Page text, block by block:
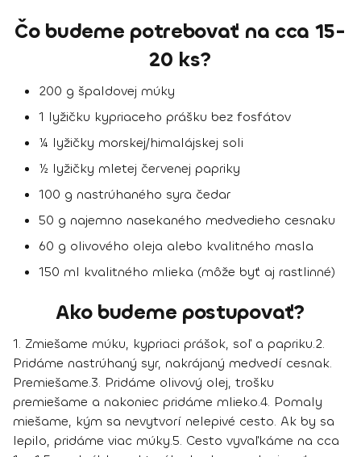
Čo budeme potrebovať na cca 15-
20 ks?
200 g špaldovej múky
1 lyžičku kypriaceho prášku bez fosfátov
¼ lyžičky morskej/himalájskej soli
½ lyžičky mletej červenej papriky
100 g nastrúhaného syra čedar
50 g najemno nasekaného medvedieho cesnaku
60 g olivového oleja alebo kvalitného masla
150 ml kvalitného mlieka (môže byť aj rastlinné)
Ako budeme postupovať?
1. Zmiešame múku, kypriaci prášok, soľ a papriku.2.
Pridáme nastrúhaný syr, nakrájaný medvedí cesnak.
Premiešame.3. Pridáme olivový olej, trošku
premiešame a nakoniec pridáme mlieko.4. Pomaly
miešame, kým sa nevytvorí nelepivé cesto. Ak by sa
lepilo, pridáme viac múky.5. Cesto vyvaľkáme na cca